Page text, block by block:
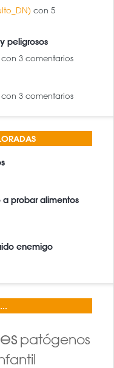
con 5
peligrosos
con 3 comentarios
con 3 comentarios
probar alimentos
enemigo
patógenos